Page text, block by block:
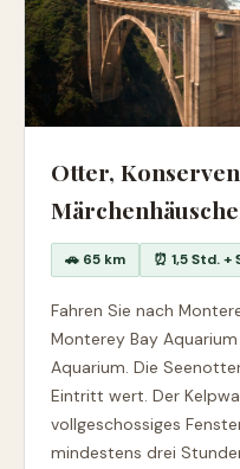
Otter,
🚗 65 km ⏰ 1,5 Std.
Fahren Sie nach
Monterey Bay
Aquarium. Die
Eintritt wert. Der
vollgeschossiges
mindestens drei